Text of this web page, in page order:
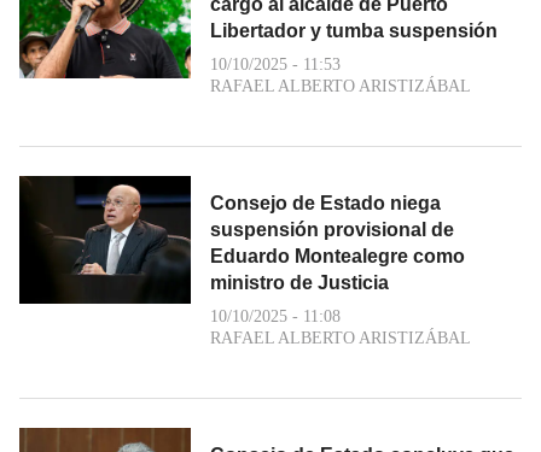
Libertador y tumba suspensión
10/10/2025 - 11:53
RAFAEL ALBERTO ARISTIZÁBAL
Consejo de Estado niega
suspensión provisional de
Eduardo Montealegre como
ministro de Justicia
10/10/2025 - 11:08
RAFAEL ALBERTO ARISTIZÁBAL